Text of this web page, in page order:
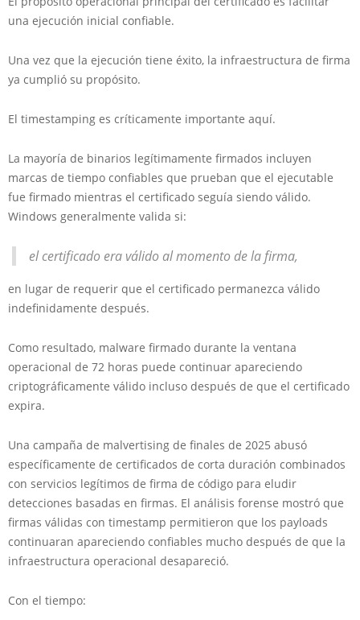
una ejecución inicial confiable.
Una vez que la ejecución tiene éxito, la infraestructura de firma
ya cumplió su propósito.
El timestamping es críticamente importante aquí.
La mayoría de binarios legítimamente firmados incluyen
marcas de tiempo confiables que prueban que el ejecutable
fue firmado mientras el certificado seguía siendo válido.
Windows generalmente valida si:
el certificado era válido al momento de la firma,
en lugar de requerir que el certificado permanezca válido
indefinidamente después.
Como resultado, malware firmado durante la ventana
operacional de 72 horas puede continuar apareciendo
criptográficamente válido incluso después de que el certificado
expira.
Una campaña de malvertising de finales de 2025 abusó
específicamente de certificados de corta duración combinados
con servicios legítimos de firma de código para eludir
detecciones basadas en firmas. El análisis forense mostró que
firmas válidas con timestamp permitieron que los payloads
continuaran apareciendo confiables mucho después de que la
infraestructura operacional desapareció.
Con el tiempo: